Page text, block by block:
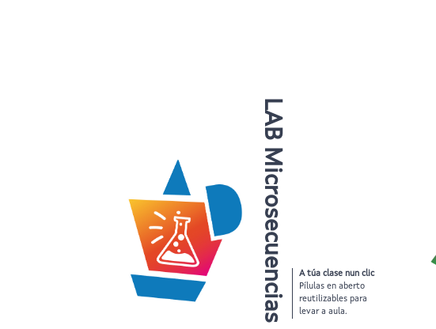
LAB Microsecuencias
A túa clase nun clic
Pílulas en aberto
reutilizables para
levar a aula.